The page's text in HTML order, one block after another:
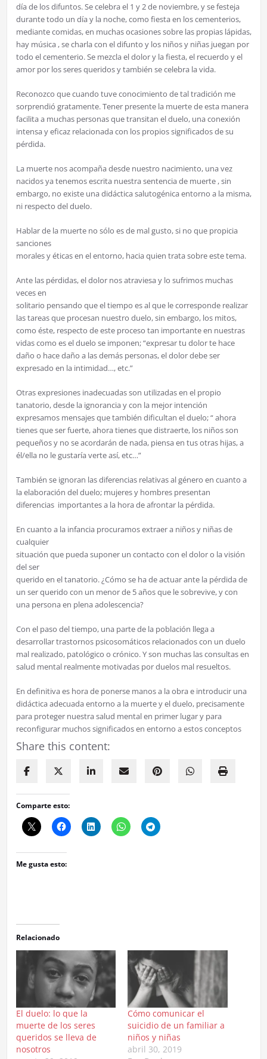
día de los difuntos. Se celebra el 1 y 2 de noviembre, y se festeja
durante todo un día y la noche, como fiesta en los cementerios,
mediante comidas, en muchas ocasiones sobre las propias lápidas,
hay música , se charla con el difunto y los niños y niñas juegan por
todo el cementerio. Se mezcla el dolor y la fiesta, el recuerdo y el
amor por los seres queridos y también se celebra la vida.
Reconozco que cuando tuve conocimiento de tal tradición me
sorprendió gratamente. Tener presente la muerte de esta manera
facilita a muchas personas que transitan el duelo, una conexión
intensa y eficaz relacionada con los propios significados de su
pérdida.
La muerte nos acompaña desde nuestro nacimiento, una vez
nacidos ya tenemos escrita nuestra sentencia de muerte , sin
embargo, no existe una didáctica salutogénica entorno a la misma,
ni respecto del duelo.
Hablar de la muerte no sólo es de mal gusto, si no que propicia
sanciones
morales y éticas en el entorno, hacia quien trata sobre este tema.
Ante las pérdidas, el dolor nos atraviesa y lo sufrimos muchas
veces en
solitario pensando que el tiempo es al que le corresponde realizar
las tareas que procesan nuestro duelo, sin embargo, los mitos,
como éste, respecto de este proceso tan importante en nuestras
vidas como es el duelo se imponen; “expresar tu dolor te hace
daño o hace daño a las demás personas, el dolor debe ser
expresado en la intimidad…, etc.”
Otras expresiones inadecuadas son utilizadas en el propio
tanatorio, desde la ignorancia y con la mejor intención
expresamos mensajes que también dificultan el duelo; “ ahora
tienes que ser fuerte, ahora tienes que distraerte, los niños son
pequeños y no se acordarán de nada, piensa en tus otras hijas, a
él/ella no le gustaría verte así, etc…”
También se ignoran las diferencias relativas al género en cuanto a
la elaboración del duelo; mujeres y hombres presentan
diferencias importantes a la hora de afrontar la pérdida.
En cuanto a la infancia procuramos extraer a niños y niñas de
cualquier
situación que pueda suponer un contacto con el dolor o la visión
del ser
querido en el tanatorio. ¿Cómo se ha de actuar ante la pérdida de
un ser querido con un menor de 5 años que le sobrevive, y con
una persona en plena adolescencia?
Con el paso del tiempo, una parte de la población llega a
desarrollar trastornos psicosomáticos relacionados con un duelo
mal realizado, patológico o crónico. Y son muchas las consultas en
salud mental realmente motivadas por duelos mal resueltos.
En definitiva es hora de ponerse manos a la obra e introducir una
didáctica adecuada entorno a la muerte y el duelo, precisamente
para proteger nuestra salud mental en primer lugar y para
reconfigurar muchos significados en entorno a estos conceptos
Share this content:
Comparte esto:
Me gusta esto:
Relacionado
El duelo: lo que la
muerte de los seres
queridos se lleva de
nosotros
Cómo comunicar el
suicidio de un familiar a
niños y niñas
abril 30, 2019